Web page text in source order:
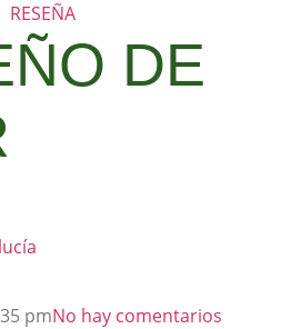
RESEÑA
DE
pmNo hay comentarios